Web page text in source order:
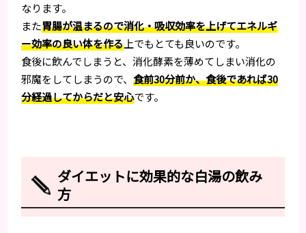
なります。
また胃腸が温まるので消化・吸収効率を上げてエネルギ
ー効率の良い体を作る上でもとても良いのです。
食後に飲んでしまうと、消化酵素を薄めてしまい消化の
邪魔をしてしまうので、食前30分前か、食後であれば30
分経過してからだと安心です。
ダイエットに効果的な白湯の飲み
方